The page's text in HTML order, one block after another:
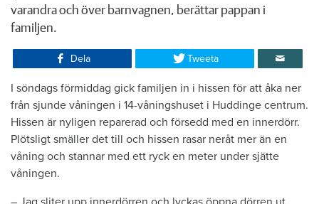
varandra och över barnvagnen, berättar pappan i
familjen.​
Dela Tweeta
​I söndags förmiddag gick familjen in i hissen för att åka ner
från sjunde våningen i 14-våningshuset i Huddinge centrum.
Hissen är nyligen reparerad och försedd med en innerdörr.
Plötsligt smäller det till och hissen rasar neråt mer än en
våning och stannar med ett ryck en meter under sjätte
våningen.